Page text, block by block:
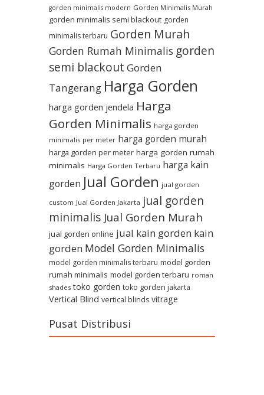
gorden minimalis modern Gorden Minimalis Murah
gorden minimalis semi blackout gorden
minimalis terbaru Gorden Murah
Gorden Rumah Minimalis gorden
semi blackout Gorden
Tangerang Harga Gorden
harga gorden jendela Harga
Gorden Minimalis harga gorden
minimalis per meter harga gorden murah
harga gorden per meter harga gorden rumah
minimalis Harga Gorden Terbaru harga kain
gorden Jual Gorden jual gorden
custom Jual Gorden Jakarta jual gorden
minimalis Jual Gorden Murah
jual gorden online jual kain gorden kain
gorden Model Gorden Minimalis
model gorden minimalis terbaru model gorden
rumah minimalis model gorden terbaru roman
shades toko gorden toko gorden jakarta
Vertical Blind vertical blinds vitrage
Pusat Distribusi